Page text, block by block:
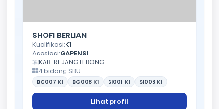
SHOFI BERLIAN
Kualifikasi:K1
Asosiasi:GAPENSI
KAB. REJANG LEBONG
4 bidang SBU
BG007 K1 BG008 K1 SI001 K1 SI003 K1
Lihat profil